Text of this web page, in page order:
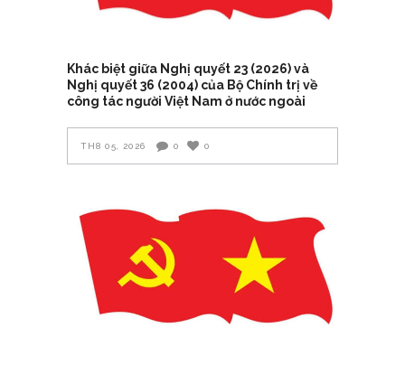
Khác biệt giữa Nghị quyết 23 (2026) và
Nghị quyết 36 (2004) của Bộ Chính trị về
công tác người Việt Nam ở nước ngoài
TH8 05, 2026 0 0